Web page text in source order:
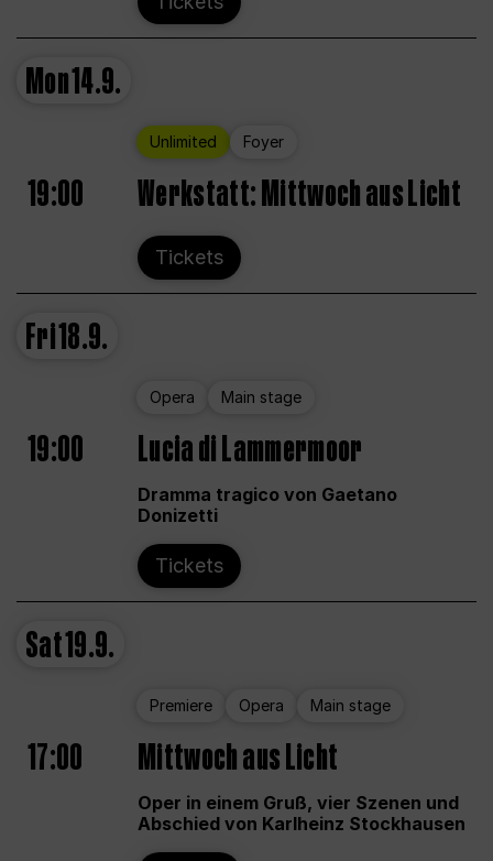
Mon14.9.
Unlimited Foyer
19:00 Werkstatt: Mittwoch aus Licht
Tickets
Fri18.9.
Opera Main stage
19:00 Lucia di Lammermoor
Dramma tragico von Gaetano
Donizetti
Tickets
Sat19.9.
Premiere Opera Main stage
17:00 Mittwoch aus Licht
Oper in einem Gruß, vier Szenen und
Abschied von Karlheinz Stockhausen